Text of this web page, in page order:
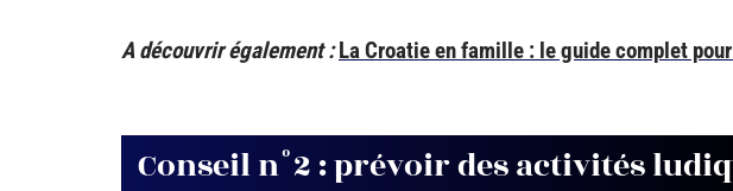
A découvrir également : La Croatie en famille : le guide complet
Conseil n°2 : prévoir des activités